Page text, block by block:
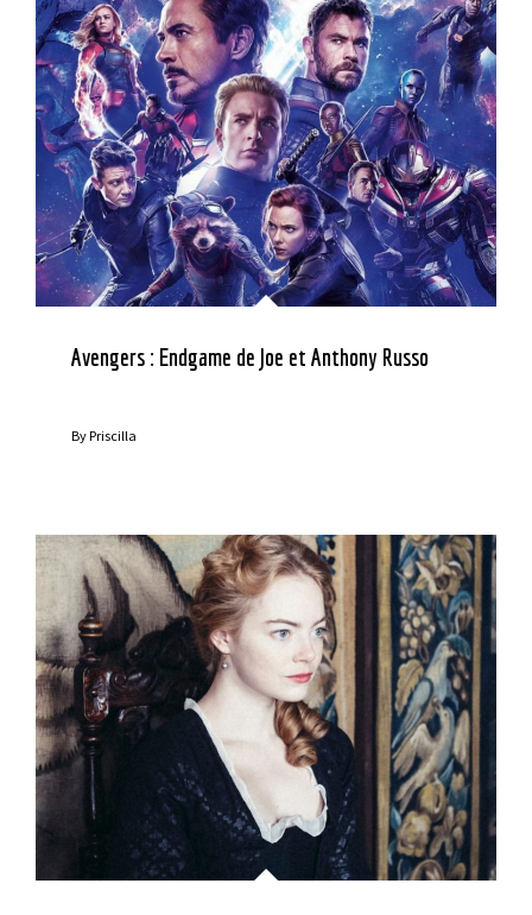
Avengers : Endgame de Joe et Anthony Russo
ByPriscilla